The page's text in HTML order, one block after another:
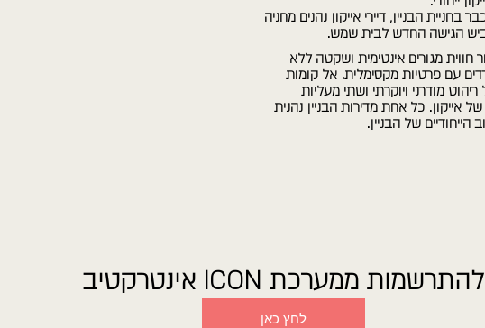
הבניין, דיירי אייקון נהנים מחניה
הגישה החדש לבית שמש.
חווית מגורים אינטימית ושקטה ללא
הבניין נהנה מ-2 אגפים נפרדים עם פרטיות מקסימלית. אל קומות
מודרני ויוקרתי ושתי מעליות
אייקון. כל אחת מדירות הבניין נהנית
של הבניין.
להתרשמות ממערכת ICON אינטרקטיב
לחץ כאן